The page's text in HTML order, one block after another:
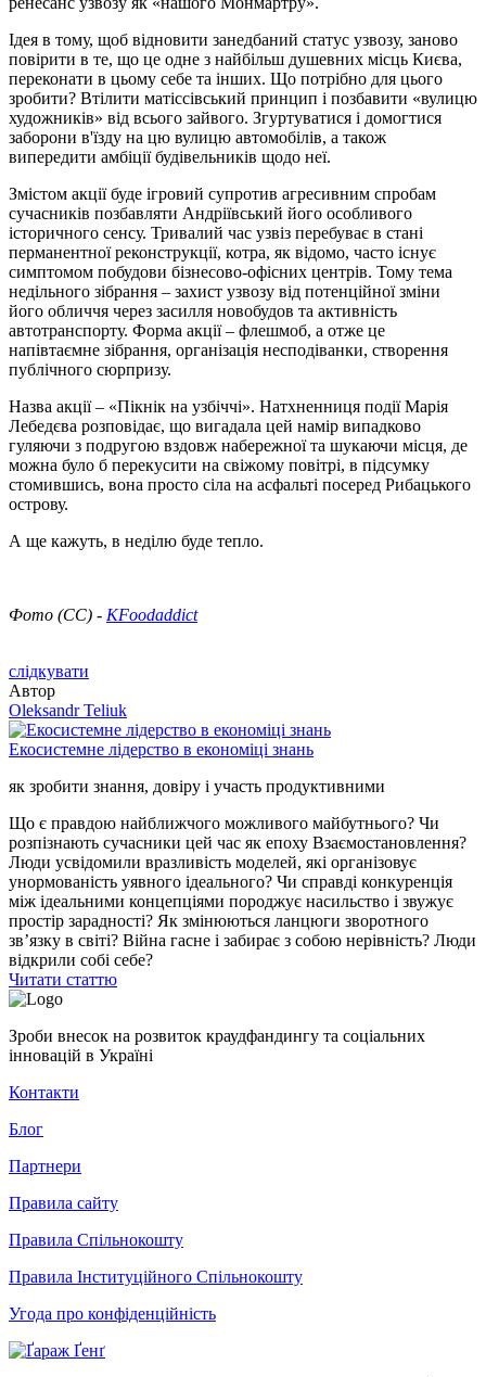
Ідея в тому, щоб відновити занедбаний статус узвозу, заново
повірити в те, що це одне з найбільш душевних місць Києва,
переконати в цьому себе та інших. Що потрібно для цього
зробити? Втілити матіссівський принцип і позбавити «вулицю
художників» від всього зайвого. Згуртуватися і домогтися
заборони в'їзду на цю вулицю автомобілів, а також
випередити амбіції будівельників щодо неї.
Змістом акції буде ігровий супротив агресивним спробам
сучасників позбавляти Андріївський його особливого
історичного сенсу. Тривалий час узвіз перебуває в стані
перманентної реконструкції, котра, як відомо, часто існує
симптомом побудови бізнесово-офісних центрів. Тому тема
недільного зібрання – захист узвозу від потенційної зміни
його обличчя через засилля новобудов та активність
автотранспорту. Форма акції – флешмоб, а отже це
напівтаємне зібрання, організація несподіванки, створення
публічного сюрпризу.
Назва акції – «Пікнік на узбіччі». Натхненниця події Марія
Лебедєва розповідає, що вигадала цей намір випадково
гуляючи з подругою вздовж набережної та шукаючи місця, де
можна було б перекусити на свіжому повітрі, в підсумку
стомившись, вона просто сіла на асфальті посеред Рибацького
острову.
А ще кажуть, в неділю буде тепло.
Фото (CC) - KFoodaddict
слідкувати
Автор
Oleksandr Teliuk
Екосистемне лідерство в економіці знань
як зробити знання, довіру і участь продуктивними
Що є правдою найближчого можливого майбутнього? Чи
розпізнають сучасники цей час як епоху Взаємостановлення?
Люди усвідомили вразливість моделей, які організовує
унормованість уявного ідеального? Чи справді конкуренція
між ідеальними концепціями породжує насильство і звужує
простір зарадності? Як змінюються ланцюги зворотного
зв’язку в світі? Війна гасне і забирає з собою нерівність? Люди
відкрили собі себе?
Читати статтю
Зроби внесок на розвиток краудфандингу та соціальних
інновацій в Україні
Контакти
Блог
Партнери
Правила сайту
Правила Спільнокошту
Правила Інституційного Спільнокошту
Угода про конфіденційність